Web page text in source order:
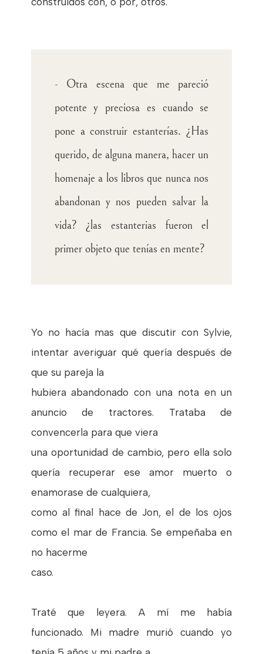
- Otra escena que me pareció
potente y preciosa es cuando se
pone a construir estanterías. ¿Has
querido, de alguna manera, hacer un
homenaje a los libros que nunca nos
abandonan y nos pueden salvar la
vida? ¿las estanterias fueron el
primer objeto que tenías en mente?
Yo no hacía mas que discutir con Sylvie,
intentar averiguar qué quería después de
que su pareja la
hubiera abandonado con una nota en un
anuncio de tractores. Trataba de
convencerla para que viera
una oportunidad de cambio, pero ella solo
quería recuperar ese amor muerto o
enamorase de cualquiera,
como al final hace de Jon, el de los ojos
como el mar de Francia. Se empeñaba en
no hacerme
caso.
Traté que leyera. A mí me había
funcionado. Mi madre murió cuando yo